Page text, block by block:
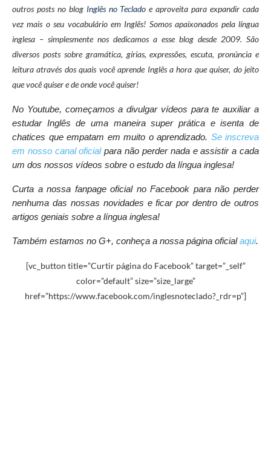
outros posts no blogInglês no Teclado e aproveita para expandir cada
vez mais o seu vocabulário em Inglês! Somos apaixonados pela língua
inglesa – simplesmente nos dedicamos a esse blog desde 2009. São
diversos posts sobre gramática, gírias, expressões, escuta, pronúncia e
leitura através dos quais você aprende Inglês a hora que quiser, do jeito
que você quiser e de onde você quiser!
No Youtube, começamos a divulgar vídeos para te auxiliar a
estudar Inglês de uma maneira super prática e isenta de
chatices que empatam em muito o aprendizado. Se inscreva
em nosso canal oficialpara não perder nada e assistir a cada
um dos nossos vídeos sobre o estudo da língua inglesa!
Curta a nossa fanpage oficial no Facebook para não perder
nenhuma das nossas novidades e ficar por dentro de outros
artigos geniais sobre a língua inglesa!
Também estamos no G+, conheça a nossa página oficialaqui.
[vc_button title=”Curtir página do Facebook” target=”_self”
color=”default” size=”size_large”
href=”https://www.facebook.com/inglesnoteclado?_rdr=p”]